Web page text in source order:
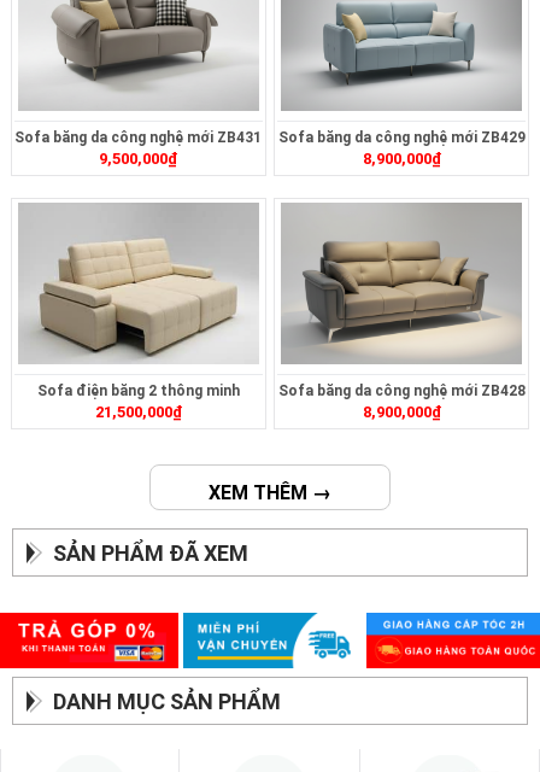
Sofa băng da công nghệ mới ZB431
9,500,000₫
Sofa băng da công nghệ mới ZB429
8,900,000₫
Sofa điện băng 2 thông minh
ZT2626
21,500,000₫
Sofa băng da công nghệ mới ZB428
8,900,000₫
XEM THÊM →
SẢN PHẨM ĐÃ XEM
DANH MỤC SẢN PHẨM